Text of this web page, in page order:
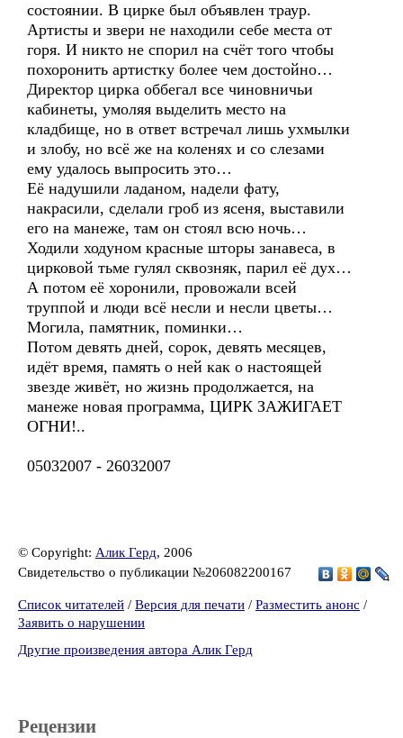
состоянии. В цирке был объявлен траур.
Артисты и звери не находили себе места от
горя. И никто не спорил на счёт того чтобы
похоронить артистку более чем достойно…
Директор цирка оббегал все чиновничьи
кабинеты, умоляя выделить место на
кладбище, но в ответ встречал лишь ухмылки
и злобу, но всё же на коленях и со слезами
ему удалось выпросить это…
Её надушили ладаном, надели фату,
накрасили, сделали гроб из ясеня, выставили
его на манеже, там он стоял всю ночь…
Ходили ходуном красные шторы занавеса, в
цирковой тьме гулял сквозняк, парил её дух…
А потом её хоронили, провожали всей
труппой и люди всё несли и несли цветы…
Могила, памятник, поминки…
Потом девять дней, сорок, девять месяцев,
идёт время, память о ней как о настоящей
звезде живёт, но жизнь продолжается, на
манеже новая программа, ЦИРК ЗАЖИГАЕТ
ОГНИ!..
05032007 - 26032007
© Copyright: Алик Герд, 2006
Свидетельство о публикации №206082200167
Список читателей / Версия для печати / Разместить анонс /
Заявить о нарушении
Другие произведения автора Алик Герд
Рецензии